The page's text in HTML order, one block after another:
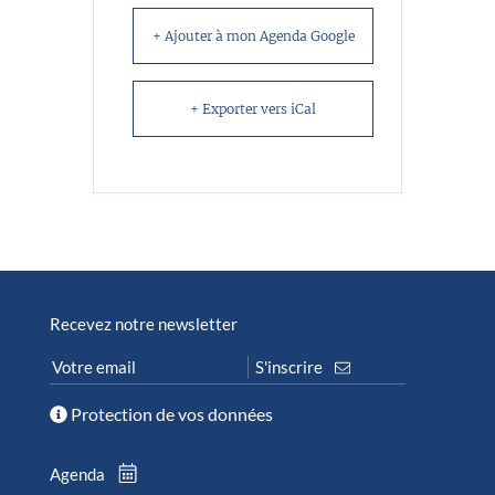
+ Ajouter à mon Agenda Google
+ Exporter vers iCal
Recevez notre newsletter
Protection de vos données
Agenda